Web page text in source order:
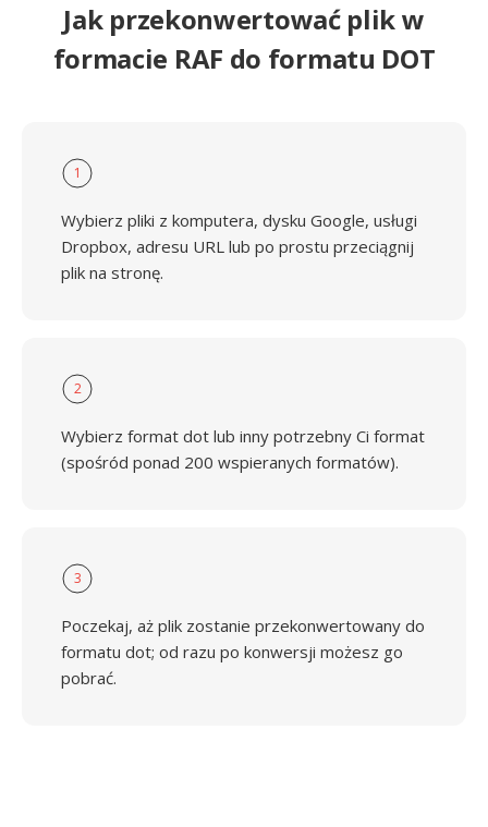
Jak przekonwertować plik w
formacie RAF do formatu DOT
1
Wybierz pliki z komputera, dysku Google, usługi
Dropbox, adresu URL lub po prostu przeciągnij
plik na stronę.
2
Wybierz format dot lub inny potrzebny Ci format
(spośród ponad 200 wspieranych formatów).
3
Poczekaj, aż plik zostanie przekonwertowany do
formatu dot; od razu po konwersji możesz go
pobrać.